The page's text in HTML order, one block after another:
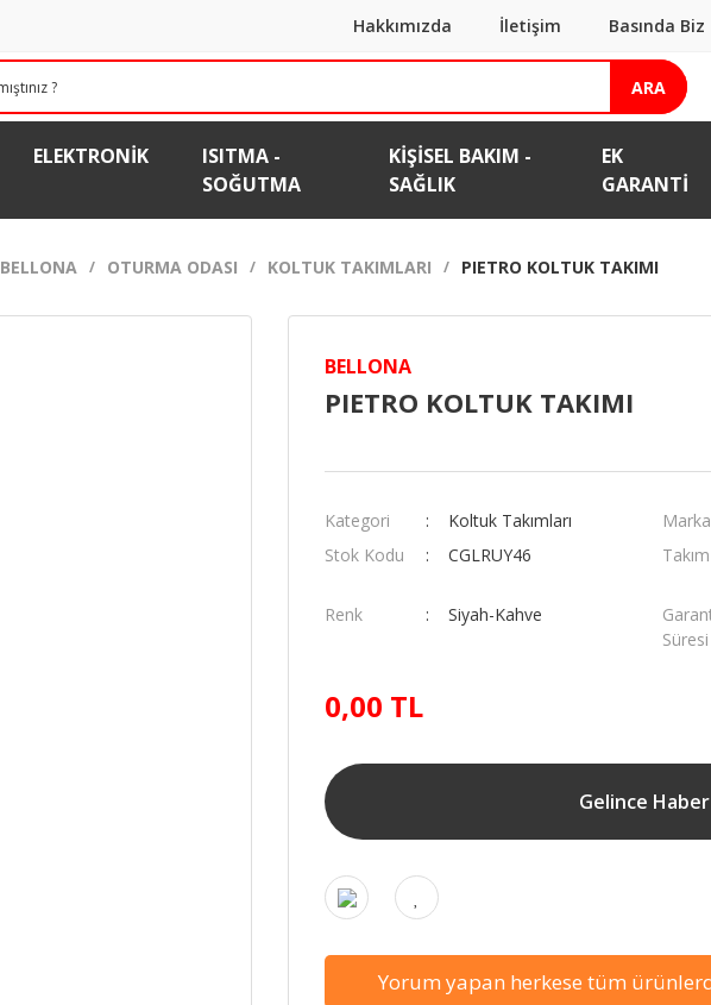
Hakkımızda İletişim Basında Biz
ARA
ELEKTRONIK
ISITMA -
SOĞUTMA
KIŞISEL BAKIM -
SAĞLIK
EK
GARANTI
BELLONA OTURMA ODASI KOLTUK TAKIMLARI PIETRO KOLTUK TAKIMI
BELLONA
PIETRO KOLTUK TAKIMI
Kategori Koltuk Takımları Marka
Stok Kodu
CGLRUY46
Renk
Siyah-Kahve
Süresi
0,00 TL
Gelince
Yorum yapan herkese tüm